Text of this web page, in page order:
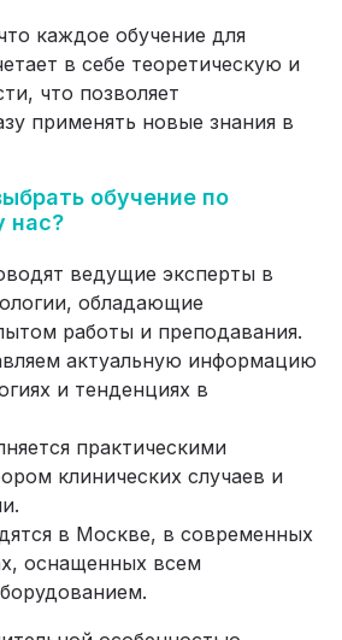
каждое обучение для
в себе теоретическую и
что позволяет
применять новые знания в
обучение по
нас?
ведущие эксперты в
обладающие
работы и преподавания.
актуальную информацию
и тенденциях в
практическими
клинических случаев и
в Москве, в современных
оснащенных всем